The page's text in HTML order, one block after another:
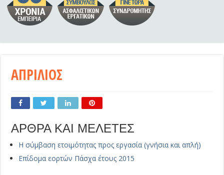
ΑΠΡΙΛΙΟΣ
ΑΡΘΡΑ ΚΑΙ ΜΕΛΕΤΕΣ
Η σύμβαση ετοιμότητας προς εργασία (γνήσια και απλή)
Επίδομα εορτών Πάσχα έτους 2015